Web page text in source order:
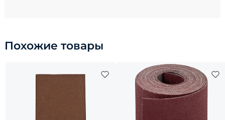
Похожие товары